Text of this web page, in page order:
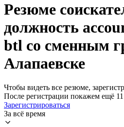
Резюме
должность
btl со сменным
Алапаевске
Чтобы видеть все резюме,
После регистрации покажем ещё
Зарегистрироваться
За всё время